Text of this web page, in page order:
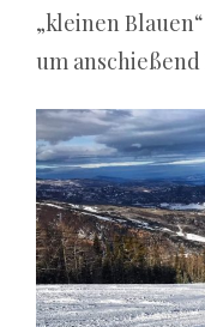
Look
Feel
macht
Spaß
und
„kleinen Blauen“
um anschießend